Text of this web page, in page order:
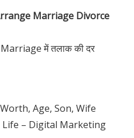
Marriage Divorce
Marriage में तलाक की दर
Age, Son, Wife
Life – Digital Marketing